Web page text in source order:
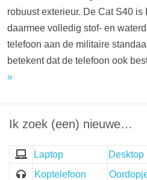
robuust exterieur. De Cat S40 is
daarmee volledig stof- en
telefoon aan de militaire
betekent dat de telefoon ook
»
Ik zoek (een) nieuwe…
Laptop Desktop
Koptelefoon